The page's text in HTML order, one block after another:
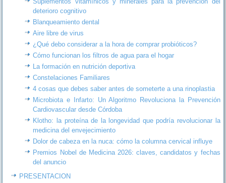
deterioro cognitivo
Blanqueamiento dental
Aire libre de virus
¿Qué debo considerar a la hora de comprar probióticos?
Cómo funcionan los filtros de agua para el hogar
La formación en nutrición deportiva
Constelaciones Familiares
4 cosas que debes saber antes de someterte a una rinoplastia
Microbiota e Infarto: Un Algoritmo Revoluciona la Prevención
Cardiovascular desde Córdoba
Klotho: la proteína de la longevidad que podría revolucionar la
medicina del envejecimiento
Dolor de cabeza en la nuca: cómo la columna cervical influye
Premios Nobel de Medicina 2026: claves, candidatos y fechas
del anuncio
PRESENTACION